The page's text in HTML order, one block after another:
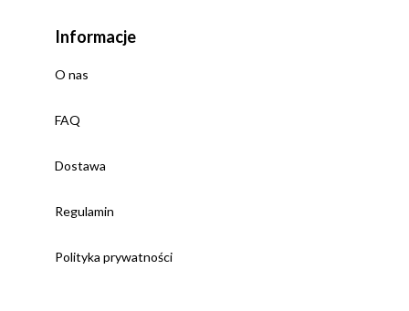
Informacje
O nas
FAQ
Dostawa
Regulamin
Polityka prywatności